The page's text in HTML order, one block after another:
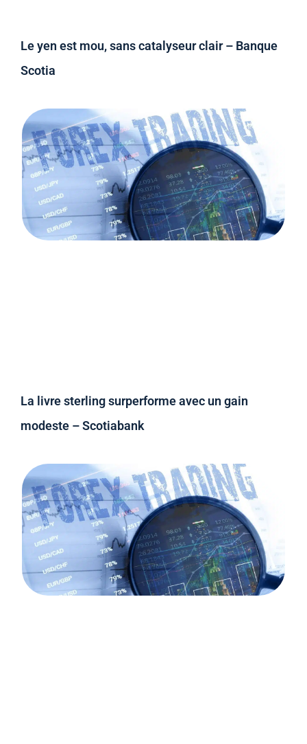
Le yen est mou, sans catalyseur clair – Banque
Scotia
La livre sterling surperforme avec un gain
modeste – Scotiabank